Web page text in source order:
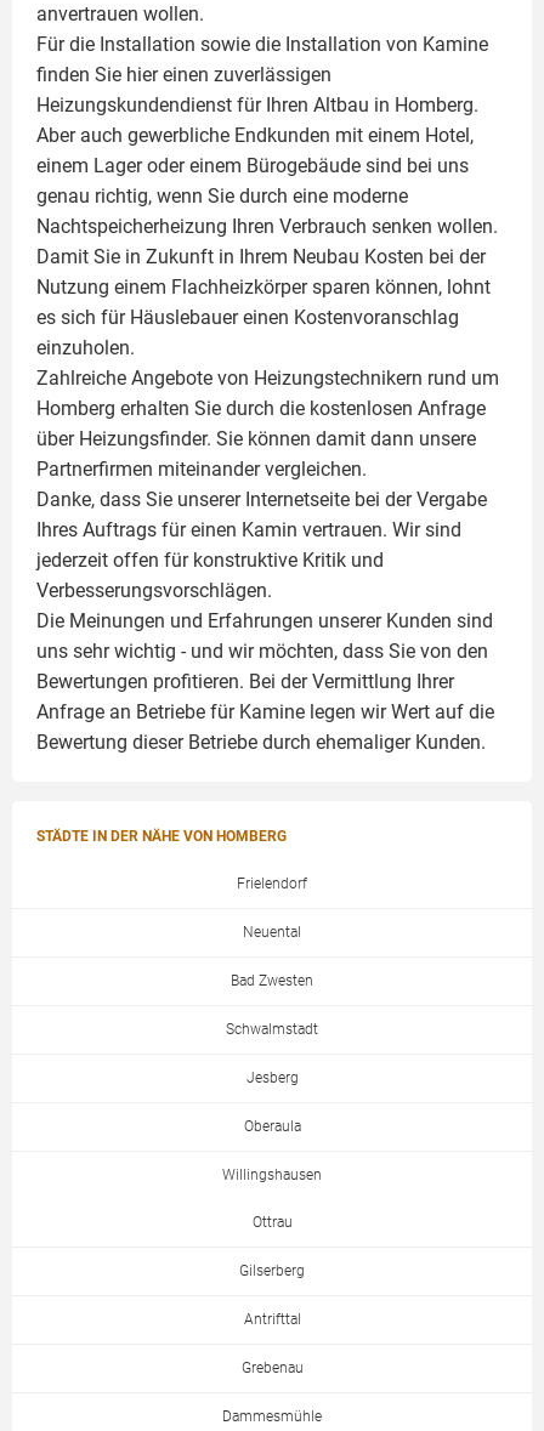
anvertrauen wollen.
Für die Installation sowie die Installation von Kamine
finden Sie hier einen zuverlässigen
Heizungskundendienst für Ihren Altbau in Homberg.
Aber auch gewerbliche Endkunden mit einem Hotel,
einem Lager oder einem Bürogebäude sind bei uns
genau richtig, wenn Sie durch eine moderne
Nachtspeicherheizung Ihren Verbrauch senken wollen.
Damit Sie in Zukunft in Ihrem Neubau Kosten bei der
Nutzung einem Flachheizkörpersparen können, lohnt
es sich für Häuslebauer einen Kostenvoranschlag
einzuholen.
Zahlreiche Angebote von Heizungstechnikern rund um
Homberg erhalten Sie durch die kostenlosen Anfrage
über Heizungsfinder. Sie können damit dann unsere
Partnerfirmen miteinander vergleichen.
Danke, dass Sie unserer Internetseite bei der Vergabe
Ihres Auftrags für einen Kamin vertrauen. Wir sind
jederzeit offen für konstruktive Kritik und
Verbesserungsvorschlägen.
Die Meinungen und Erfahrungen unserer Kunden sind
uns sehr wichtig - und wir möchten, dass Sie von den
Bewertungen profitieren. Bei der Vermittlung Ihrer
Anfrage an Betriebe für Kamine legen wir Wert auf die
Bewertung dieser Betriebe durch ehemaliger Kunden.
STÄDTE IN DER NÄHE VON HOMBERG
Frielendorf
Neuental
Bad Zwesten
Schwalmstadt
Jesberg
Oberaula
Willingshausen
Ottrau
Gilserberg
Antrifttal
Grebenau
Dammesmühle